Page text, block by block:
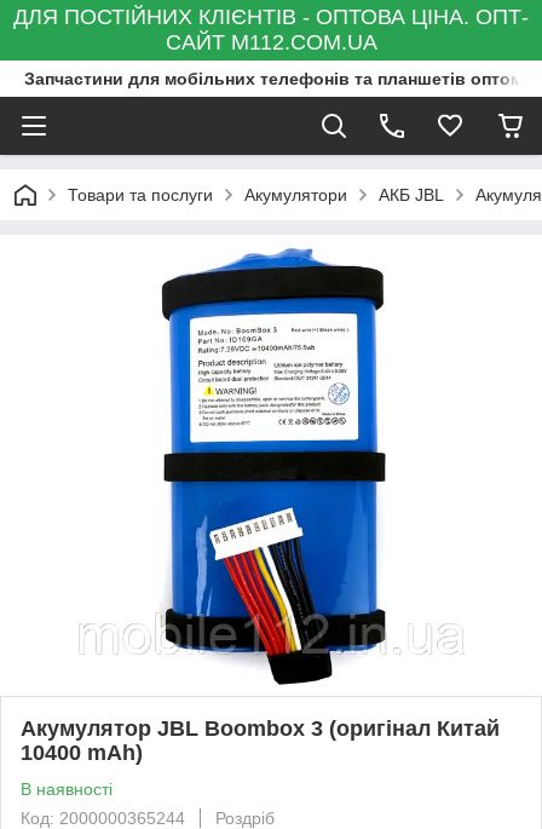
ДЛЯ ПОСТІЙНИХ КЛІЄНТІВ - ОПТОВА ЦІНА. ОПТ-
САЙТ M112.COM.UA
Запчастини для мобільних телефонів та планшетів оптом
Товари та послуги Акумулятори АКБ JBL
Акумулятор JBL Boombox 3 (оригінал Китай
10400 mAh)
В наявності
Код: 2000000365244
Роздріб